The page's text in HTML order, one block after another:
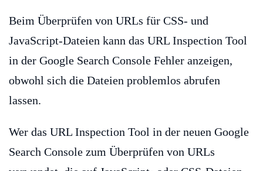
Beim Überprüfen von URLs für CSS- und
JavaScript-Dateien kann das URL Inspection Tool
in der Google Search Console Fehler anzeigen,
obwohl sich die Dateien problemlos abrufen
lassen.
Wer das URL Inspection Tool in der neuen Google
Search Console zum Überprüfen von URLs